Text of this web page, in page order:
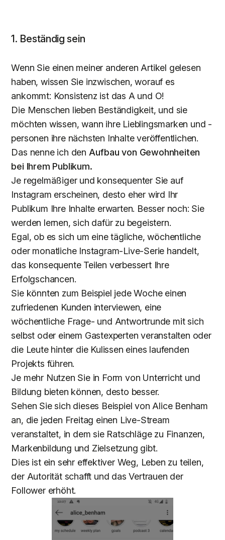
1. Beständig sein
Wenn Sie einen meiner anderen Artikel gelesen
haben, wissen Sie inzwischen, worauf es
ankommt: Konsistenz ist das A und O!
Die Menschen lieben Beständigkeit, und sie
möchten wissen, wann ihre Lieblingsmarken und -
personen ihre nächsten Inhalte veröffentlichen.
Das nenne ich den Aufbau von Gewohnheiten
bei Ihrem Publikum.
Je regelmäßiger und konsequenter Sie auf
Instagram erscheinen, desto eher wird Ihr
Publikum Ihre Inhalte erwarten. Besser noch: Sie
werden lernen, sich dafür zu begeistern.
Egal, ob es sich um eine tägliche, wöchentliche
oder monatliche Instagram-Live-Serie handelt,
das konsequente Teilen verbessert Ihre
Erfolgschancen.
Sie könnten zum Beispiel jede Woche einen
zufriedenen Kunden interviewen, eine
wöchentliche Frage- und Antwortrunde mit sich
selbst oder einem Gastexperten veranstalten oder
die Leute hinter die Kulissen eines laufenden
Projekts führen.
Je mehr Nutzen Sie in Form von Unterricht und
Bildung bieten können, desto besser.
Sehen Sie sich dieses Beispiel von Alice Benham
an, die jeden Freitag einen Live-Stream
veranstaltet, in dem sie Ratschläge zu Finanzen,
Markenbildung und Zielsetzung gibt.
Dies ist ein sehr effektiver Weg, Leben zu teilen,
der Autorität schafft und das Vertrauen der
Follower erhöht.